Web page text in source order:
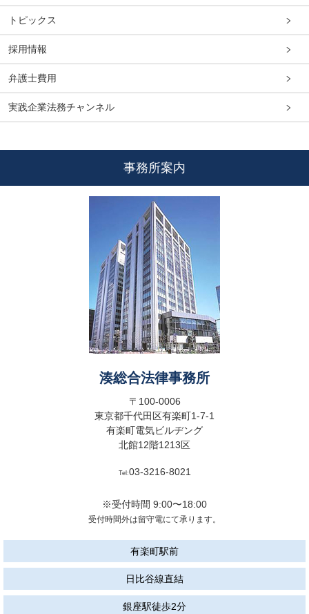
トピックス
採用情報
弁護士費用
実践企業法務チャンネル
事務所案内
湊総合法律事務所
〒100-0006
東京都千代田区有楽町1-7-1
有楽町電気ビルヂング
北館12階1213区
Tel:03-3216-8021
※受付時間 9:00〜18:00
受付時間外は留守電にて承ります。
有楽町駅前
日比谷線直結
銀座駅徒歩2分